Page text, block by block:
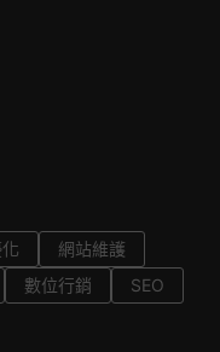
網站維護
數位行銷
SEO